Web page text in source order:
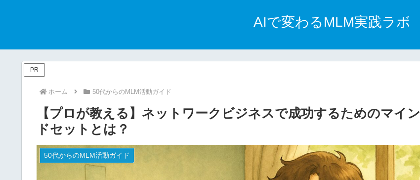
AIで変わるMLM実践ラボ
PR
ホーム 50代からのMLM活動ガイド
【プロが教える】ネットワークビジネスで成功するためのマイン
ドセットとは？
50代からのMLM活動ガイド